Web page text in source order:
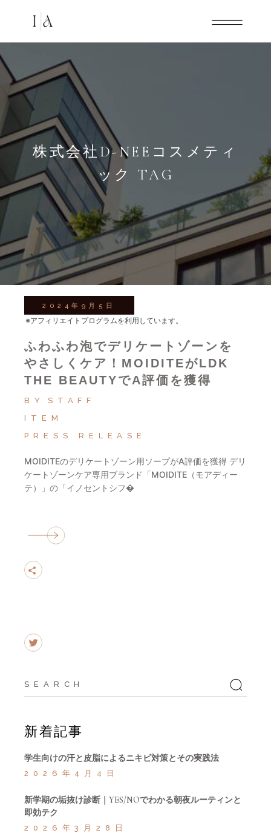
株式会社D-NEEコスメティ
ック TAG
2024年9月5日
ふわふわ泡でデリケートゾーンを
やさしくケア！MOIDITEがLDK
THE BEAUTYでA評価を獲得
BY
STAFF
ITEM
PRESS RELEASE
MOIDITEのデリケートゾーン用ソープがA評価を獲得 デリ
ケートゾーンケア専用ブランド「MOIDITE（モアディー
テ）」の「イノセントシフ�
※アフィリエイトプログラムを利用しています。
Search
for:
新着記事
学生向けの汗と皮脂によるニキビ対策とその実践法
2026年4月4日
新学期の垢抜け診断｜YES/NOでわかる朝夜ルーティンと
即効テク
2026年3月28日